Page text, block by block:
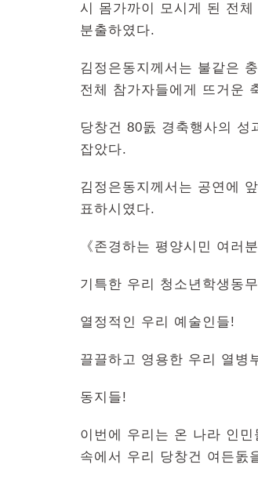
시 몸가까이 모시게 된 전
분출하였다.
김정은동지께서는 불같은
전체 참가자들에게 뜨거운
당창건 80돐 경축행사의 성
잡았다.
김정은동지께서는 공연에
표하시였다.
《존경하는 평양시민 여러
기특한 우리 청소년학생동
열정적인 우리 예술인들!
끌끌하고 영용한 우리 열병
동지들!
이번에 우리는 온 나라 인
속에서 우리 당창건 여든돐